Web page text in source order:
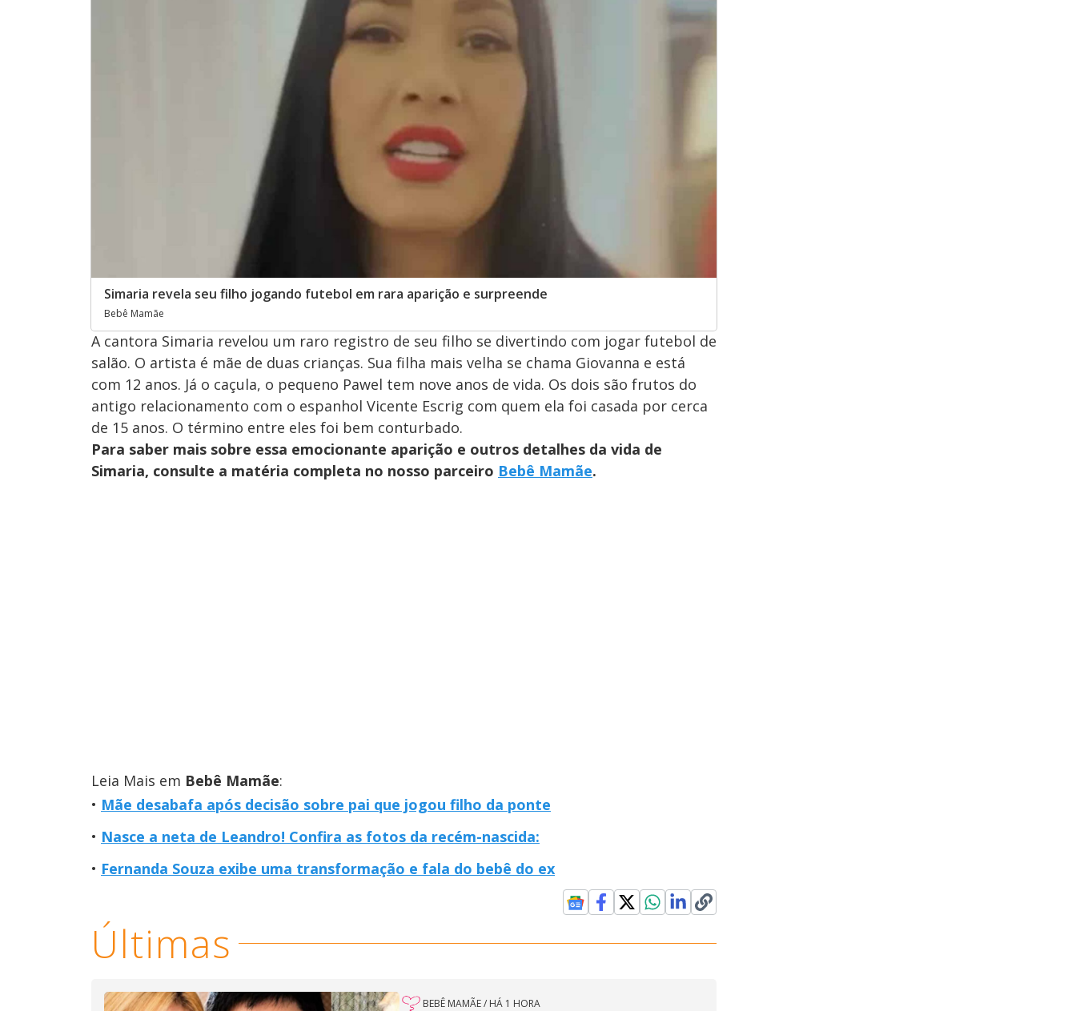
Simaria revela seu filho jogando futebol em rara aparição e surpreende
Bebê Mamãe
A cantora Simaria revelou um raro registro de seu filho se divertindo com jogar futebol de
salão. O artista é mãe de duas crianças. Sua filha mais velha se chama Giovanna e está
com 12 anos. Já o caçula, o pequeno Pawel tem nove anos de vida. Os dois são frutos do
antigo relacionamento com o espanhol Vicente Escrig com quem ela foi casada por cerca
de 15 anos. O término entre eles foi bem conturbado.
Para saber mais sobre essa emocionante aparição e outros detalhes da vida de
Simaria, consulte a matéria completa no nosso parceiro Bebê Mamãe.
Leia Mais em Bebê Mamãe:
Mãe desabafa após decisão sobre pai que jogou filho da ponte
Nasce a neta de Leandro! Confira as fotos da recém-nascida:
Fernanda Souza exibe uma transformação e fala do bebê do ex
Últimas
BEBÊ MAMÃE/ HÁ 1 HORA